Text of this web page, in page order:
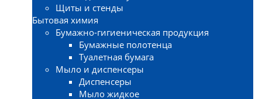
Щиты и стенды
Бытовая химия
Бумажно-гигиеническая продукция
Бумажные полотенца
Туалетная бумага
Мыло и диспенсеры
Диспенсеры
Мыло жидкое